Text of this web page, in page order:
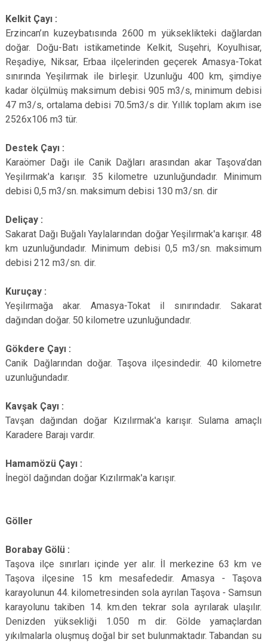
Kelkit Çayı :
Erzincan’ın kuzeybatısında 2600 m yükseklikteki dağlardan
doğar. Doğu-Batı istikametinde Kelkit, Suşehri, Koyulhisar,
Reşadiye, Niksar, Erbaa ilçelerinden geçerek Amasya-Tokat
sınırında Yeşilırmak ile birleşir. Uzunluğu 400 km, şimdiye
kadar ölçülmüş maksimum debisi 905 m3/s, minimum debisi
47 m3/s, ortalama debisi 70.5m3/s dir. Yıllık toplam akım ise
2526x106 m3 tür.
Destek Çayı :
Karaömer Dağı ile Canik Dağları arasından akar Taşova’dan
Yeşilırmak'a karışır. 35 kilometre uzunluğundadır. Minimum
debisi 0,5 m3/sn. maksimum debisi 130 m3/sn. dir
Deliçay :
Sakarat Dağı Buğalı Yaylalarından doğar Yeşilırmak'a karışır. 48
km uzunluğundadır. Minimum debisi 0,5 m3/sn. maksimum
debisi 212 m3/sn. dir.
Kuruçay :
Yeşilırmağa akar. Amasya-Tokat il sınırındadır. Sakarat
dağından doğar. 50 kilometre uzunluğundadır.
Gökdere Çayı :
Canik Dağlarından doğar. Taşova ilçesindedir. 40 kilometre
uzunluğundadır.
Kavşak Çayı :
Tavşan dağından doğar Kızılırmak'a karışır. Sulama amaçlı
Karadere Barajı vardır.
Hamamözü Çayı :
İnegöl dağından doğar Kızılırmak'a karışır.
Göller
Borabay Gölü :
Taşova ilçe sınırları içinde yer alır. İl merkezine 63 km ve
Taşova ilçesine 15 km mesafededir. Amasya - Taşova
karayolunun 44. kilometresinden sola ayrılan Taşova - Samsun
karayolunu takiben 14. km.den tekrar sola ayrılarak ulaşılır.
Denizden yüksekliği 1.050 m dir. Gölde yamaçlardan
yıkılmalarla oluşmuş doğal bir set bulunmaktadır. Tabandan su